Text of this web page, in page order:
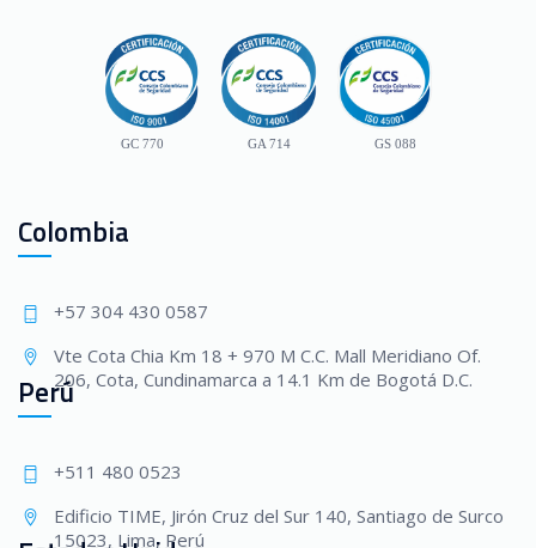
GC 770 GA 714 GS 088
Colombia
+57 304 430 0587
Vte Cota Chia Km 18 + 970 M C.C. Mall Meridiano Of.
206, Cota, Cundinamarca a 14.1 Km de Bogotá D.C.
Perú
+511 480 0523
Edificio TIME, Jirón Cruz del Sur 140, Santiago de Surco
15023, Lima, Perú